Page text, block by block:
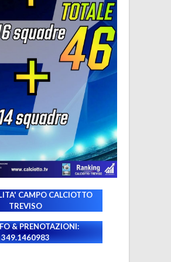
CAMPO CALCIOTTO
TREVISO
& PRENOTAZIONI:
349.1460983